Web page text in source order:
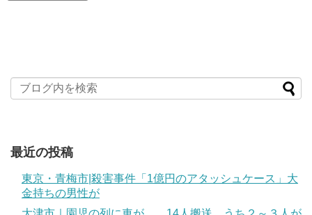
最近の投稿
東京・青梅市|殺害事件「1億円のアタッシュケース」大
金持ちの男性が